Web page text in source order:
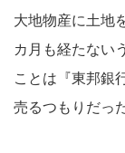
大地物産に土地
カ月も経たない
ことは『東邦銀
売るつもりだっ